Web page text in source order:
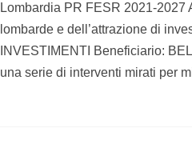
Lombardia PR FESR 2021-2027
lombarde e dell’attrazione di
INVESTIMENTI Beneficiario:
una serie di interventi mirati per